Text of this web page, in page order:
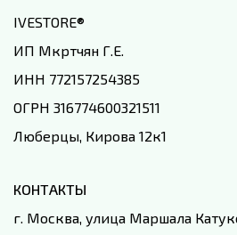
IVESTORE®
ИП Мкртчян Г.Е.
ИНН 772157254385
ОГРН 316774600321511
Люберцы, Кирова 12к1
КОНТАКТЫ
г. Москва, улица Маршала